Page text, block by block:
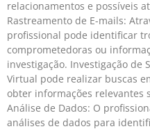
relacionamentos e possíveis
Rastreamento de E-mails:
profissional pode identificar
comprometedoras ou
investigação. Investigação de
Virtual pode realizar buscas
obter informações relevantes
Análise de Dados: O
análises de dados para